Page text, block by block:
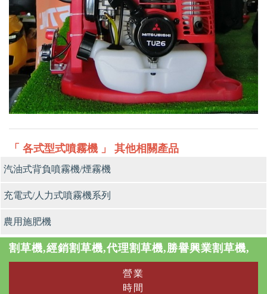
「 各式型式噴霧機 」 其他相關產品
汽油式背負噴霧機/煙霧機
充電式/人力式噴霧機系列
農用施肥機
割草機,經銷割草機,代理割草機,勝譽興業割草機,
營業
時間